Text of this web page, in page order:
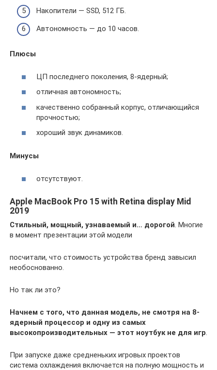
Накопители — SSD, 512 ГБ.
Автономность — до 10 часов.
Плюсы
ЦП последнего поколения, 8-ядерный;
отличная автономность;
качественно собранный корпус, отличающийся
прочностью;
хороший звук динамиков.
Минусы
отсутствуют.
Apple MacBook Pro 15 with Retina display Mid
2019
Стильный, мощный, узнаваемый и… дорогой. Многие
в момент презентации этой модели
посчитали, что стоимость устройства бренд завысил
необоснованно.
Но так ли это?
Начнем с того, что данная модель, не смотря на 8-
ядерный процессор и одну из самых
высокопроизводительных — этот ноутбук не для игр.
При запуске даже средненьких игровых проектов
система охлаждения включается на полную мощность и